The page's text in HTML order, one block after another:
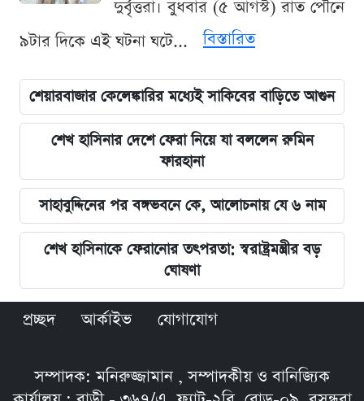
দুর্বৃত্তরা। বুধবার (৫ আগস্ট) রাত পৌনে
৯টার দিকে এই ঘটনা ঘটে...
বিস্তারিত
শেয়ারবাজার কেলেঙ্কারির মধ্যেই সাকিবের বাড়িতে আগুন
শেখ হাসিনার দেশে ফেরা নিয়ে যা বললেন রুমিন
ফারহানা
সাহাবুদ্দিনের পর বঙ্গভবনে কে, আলোচনায় যে ৬ নাম
শেখ হাসিনাকে ফেরানোর তৎপরতা: স্বরাষ্ট্রমন্ত্রীর বড়
ঘোষণা
প্রচ্ছদ আর্কাইভ যোগাযোগ
সম্পাদক: মনিরুজ্জামান , সম্পাদকীয় ও বানিজ্যিক